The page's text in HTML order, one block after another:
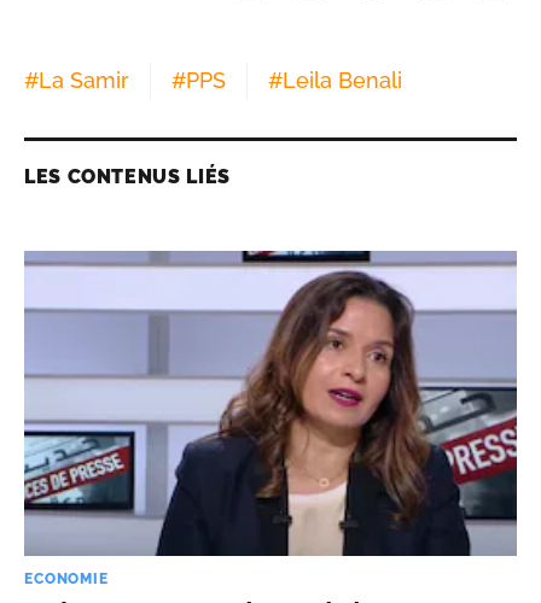
#La Samir #PPS #Leila Benali
LES CONTENUS LIÉS
ECONOMIE